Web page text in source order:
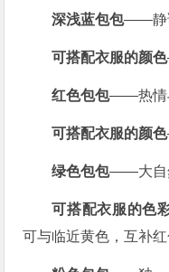
深浅蓝包包——静
可搭配衣服的颜色
红色包包——热情
可搭配衣服的颜色
绿色包包——大自
可搭配衣服的色
可与临近黄色，互补